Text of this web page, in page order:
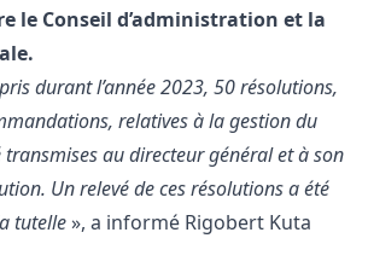
le Conseil d’administration et la
durant l’année 2023, 50 résolutions,
relatives à la gestion du
au directeur général et à son
Un relevé de ces résolutions a été
tutelle», a informé Rigobert Kuta